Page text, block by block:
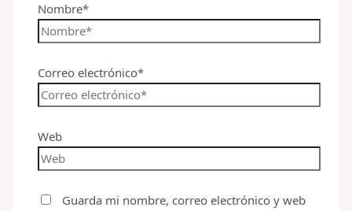
Nombre*
Correo electrónico*
Web
Guarda mi nombre, correo electrónico y web